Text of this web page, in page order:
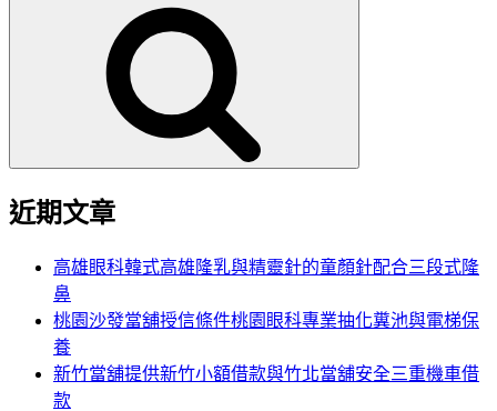
近期文章
高雄眼科韓式高雄隆乳與精靈針的童顏針配合三段式隆
鼻
桃園沙發當舖授信條件桃園眼科專業抽化糞池與電梯保
養
新竹當舖提供新竹小額借款與竹北當舖安全三重機車借
款